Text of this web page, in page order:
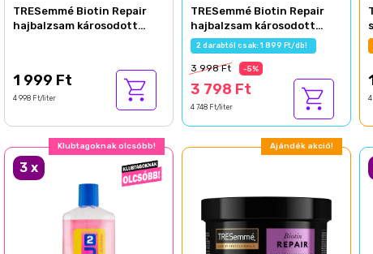
TRESemmé Biotin Repair
hajbalzsam károsodott
1 999 Ft
4 998 Ft/liter
TRESemmé Biotin Repair
hajbalzsam károsodott
hajra 400 ml
2 darabtól csak: 1 899 Ft/db!
3 998 Ft -5%
3 798 Ft
4 748 Ft/liter
Klubtagoknak olcsóbb!
3x
Ajándék akció!